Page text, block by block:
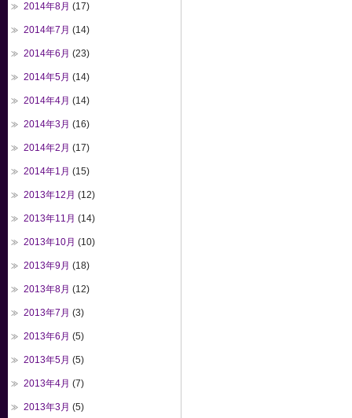
2014年8月 (17)
2014年7月 (14)
2014年6月 (23)
2014年5月 (14)
2014年4月 (14)
2014年3月 (16)
2014年2月 (17)
2014年1月 (15)
2013年12月 (12)
2013年11月 (14)
2013年10月 (10)
2013年9月 (18)
2013年8月 (12)
2013年7月 (3)
2013年6月 (5)
2013年5月 (5)
2013年4月 (7)
2013年3月 (5)